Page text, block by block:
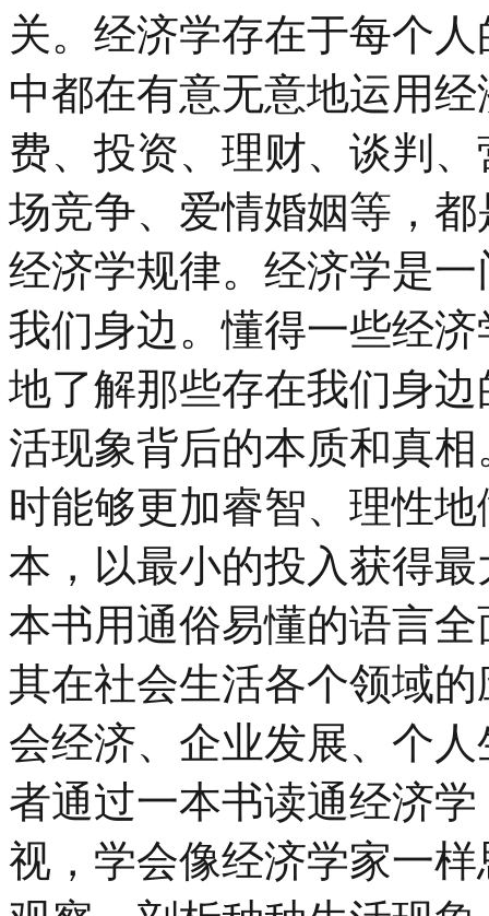
关。经济学存在于每个
中都在有意无意地运用
费、投资、理财、谈判
场竞争、爱情婚姻等，
经济学规律。经济学是
我们身边。懂得一些经
地了解那些存在我们身
活现象背后的本质和真
时能够更加睿智、理性
本，以最小的投入获得
本书用通俗易懂的语言
其在社会生活各个领域
会经济、企业发展、个
者通过一本书读通经济
视，学会像经济学家一